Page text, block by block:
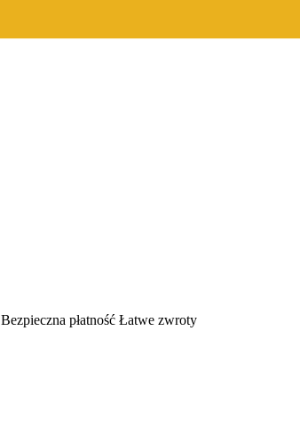
Bezpieczna płatność Łatwe zwroty